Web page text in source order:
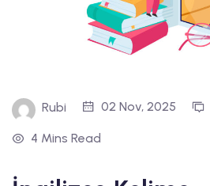
Rubi 02 Nov, 2025
4 Mins Read